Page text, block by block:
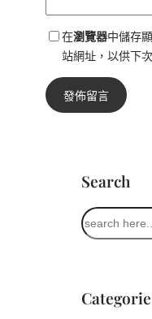
在瀏覽器中儲存
站網址，以供下
Search
搜
尋